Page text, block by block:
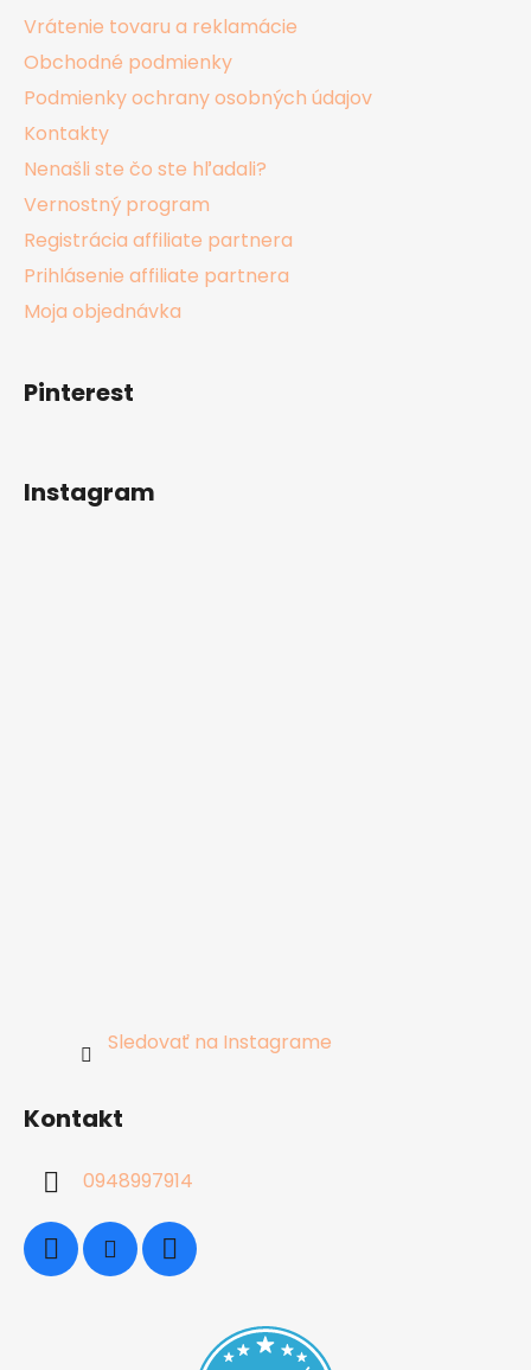
Vrátenie tovaru a reklamácie
Obchodné podmienky
Podmienky ochrany osobných údajov
Kontakty
Nenašli ste čo ste hľadali?
Vernostný program
Registrácia affiliate partnera
Prihlásenie affiliate partnera
Moja objednávka
Pinterest
Instagram
Sledovať na Instagrame
Kontakt
0948997914